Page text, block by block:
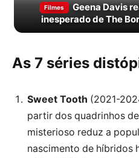
Filmes
Geena Davis
inesperado de The
As 7 séries
Sweet Tooth (2021-
partir dos quadrinhos
misterioso reduz a
nascimento de híbridos